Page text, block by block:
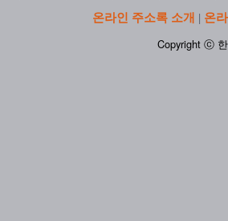
온라인 주소록 소개 | 온
Copyright ⓒ